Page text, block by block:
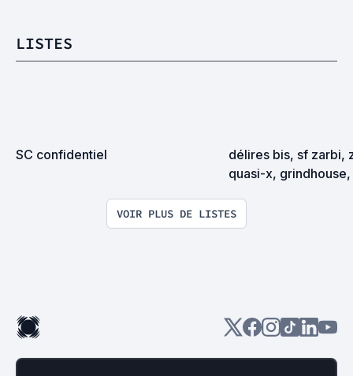
LISTES
SC confidentiel
délires bis, sf zarbi,
quasi-x,
VOIR PLUS DE LISTES